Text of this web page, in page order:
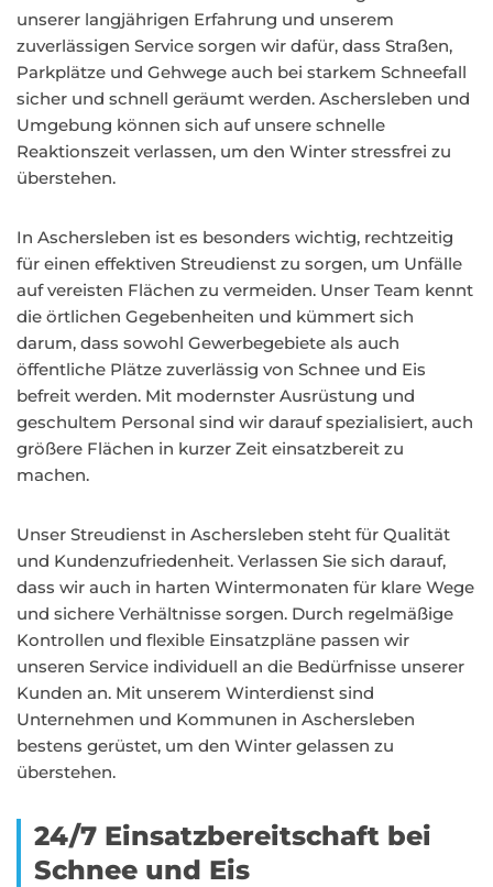
unserer langjährigen Erfahrung und unserem
zuverlässigen Service sorgen wir dafür, dass Straßen,
Parkplätze und Gehwege auch bei starkem Schneefall
sicher und schnell geräumt werden. Aschersleben und
Umgebung können sich auf unsere schnelle
Reaktionszeit verlassen, um den Winter stressfrei zu
überstehen.
In Aschersleben ist es besonders wichtig, rechtzeitig
für einen effektiven Streudienst zu sorgen, um Unfälle
auf vereisten Flächen zu vermeiden. Unser Team kennt
die örtlichen Gegebenheiten und kümmert sich
darum, dass sowohl Gewerbegebiete als auch
öffentliche Plätze zuverlässig von Schnee und Eis
befreit werden. Mit modernster Ausrüstung und
geschultem Personal sind wir darauf spezialisiert, auch
größere Flächen in kurzer Zeit einsatzbereit zu
machen.
Unser Streudienst in Aschersleben steht für Qualität
und Kundenzufriedenheit. Verlassen Sie sich darauf,
dass wir auch in harten Wintermonaten für klare Wege
und sichere Verhältnisse sorgen. Durch regelmäßige
Kontrollen und flexible Einsatzpläne passen wir
unseren Service individuell an die Bedürfnisse unserer
Kunden an. Mit unserem Winterdienst sind
Unternehmen und Kommunen in Aschersleben
bestens gerüstet, um den Winter gelassen zu
überstehen.
24/7 Einsatzbereitschaft bei
Schnee und Eis